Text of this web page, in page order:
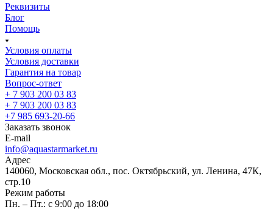
Реквизиты
Блог
Помощь
Условия оплаты
Условия доставки
Гарантия на товар
Вопрос-ответ
+ 7 903 200 03 83
+ 7 903 200 03 83
+7 985 693-20-66
Заказать звонок
E-mail
info@aquastarmarket.ru
Адрес
140060, Московская обл., пос. Октябрьский, ул. Ленина, 47К,
стр.10
Режим работы
Пн. – Пт.: с 9:00 до 18:00